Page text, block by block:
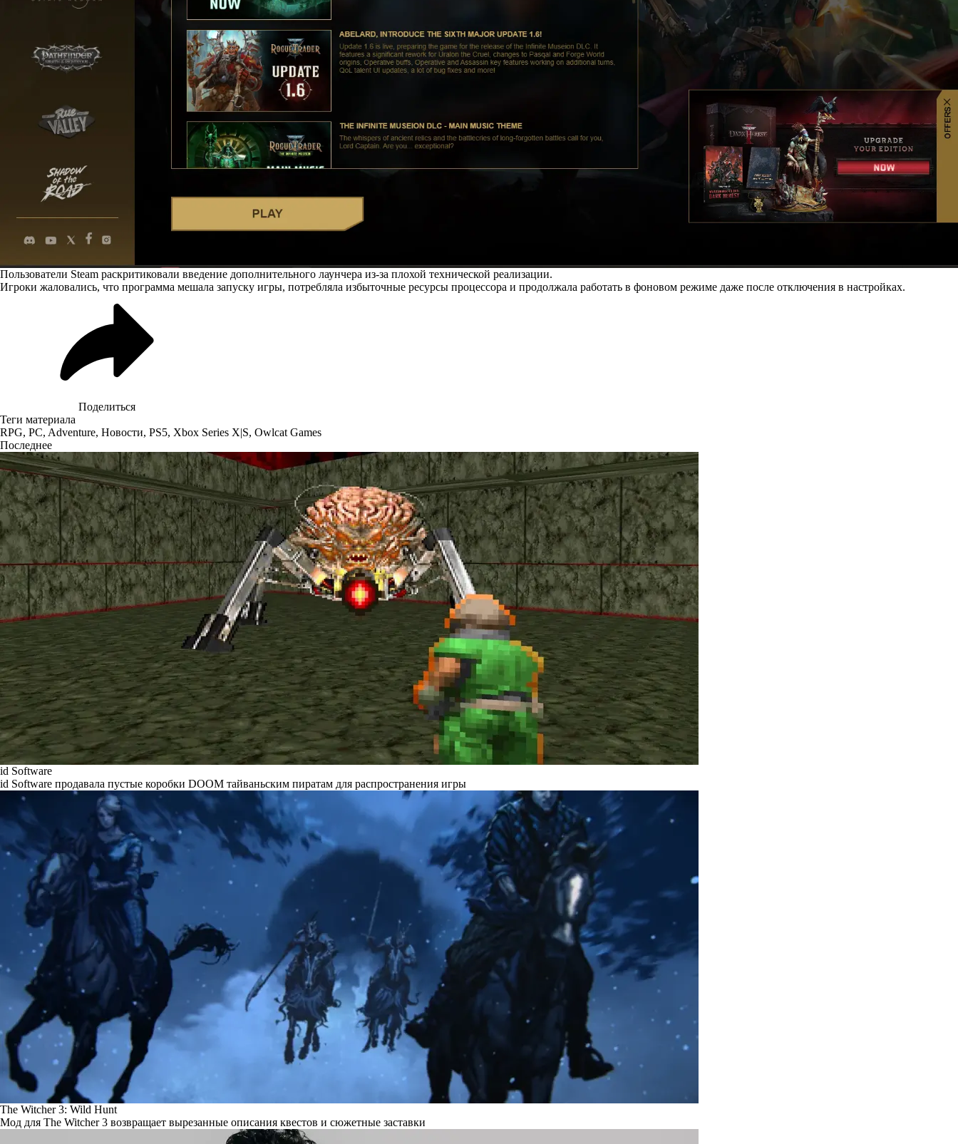
Пользователи Steam раскритиковали введение дополнительного лаунчера из-за плохой технической реализации.
Игроки жаловались, что программа мешала запуску игры, потребляла избыточные ресурсы процессора и продолжала работать в фоновом режиме даже после отключения в настройках.
Поделиться
Теги материала
RPG, PC, Adventure, Новости, PS5, Xbox Series X|S, Owlcat Games
Последнее
id Software
id Software продавала пустые коробки DOOM тайваньским пиратам для распространения игры
The Witcher 3: Wild Hunt
Мод для The Witcher 3 возвращает вырезанные описания квестов и сюжетные заставки